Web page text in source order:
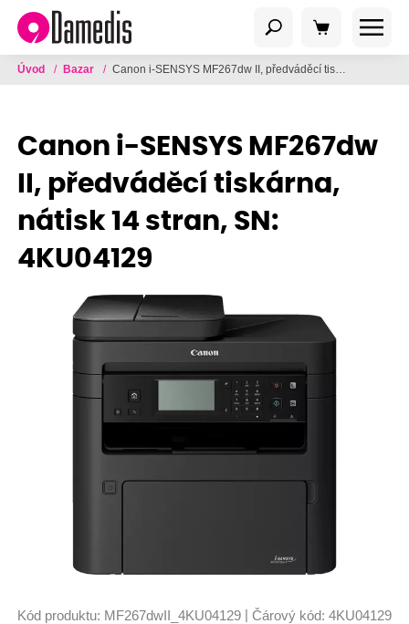
Úvod / Bazar / Canon i-SENSYS MF267dw II, předváděcí tiskárna, nátisk 14 stran, SN: 4KU04129
Canon i-SENSYS MF267dw
II, předváděcí tiskárna,
nátisk 14 stran, SN:
4KU04129
Kód produktu: MF267dwII_4KU04129 Čárový kód: 4KU04129